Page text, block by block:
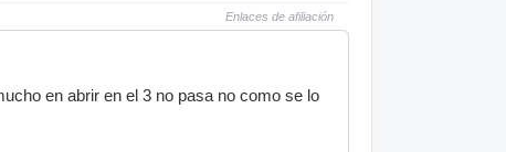
Enlaces de afiliación
en abrir en el 3 no pasa no como se lo